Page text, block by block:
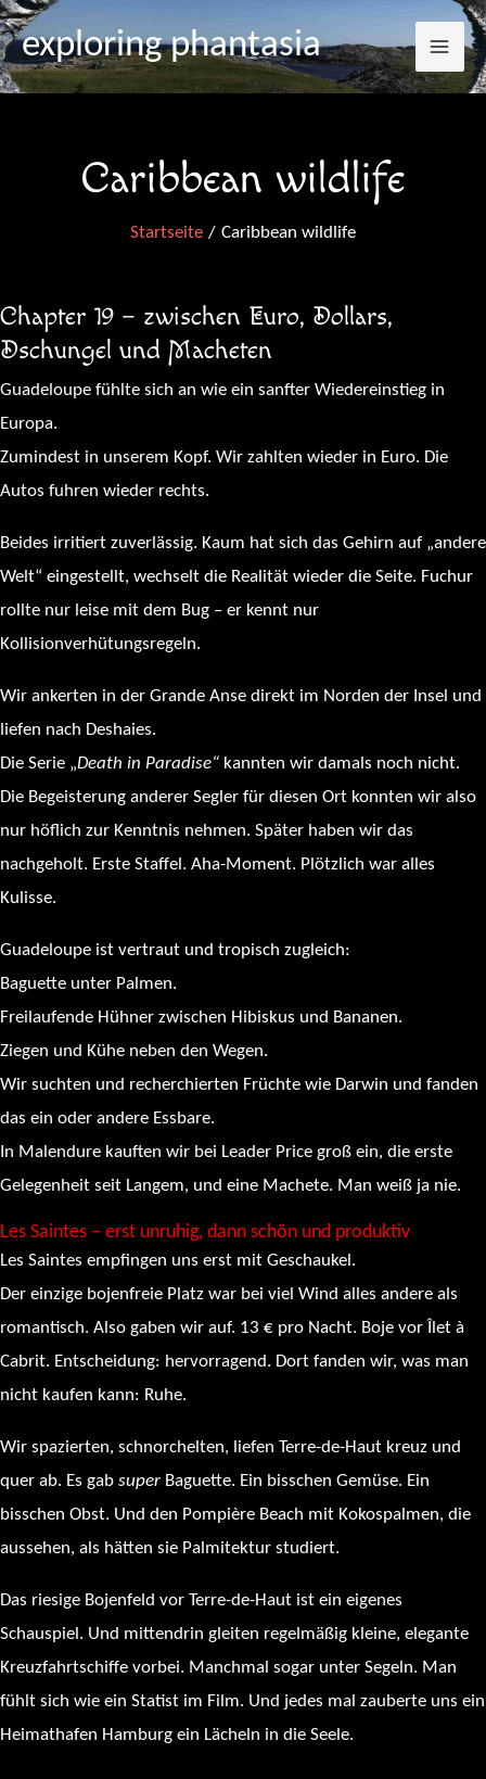
Zum
Inhalt
springen
exploring phantasia
Caribbean wildlife
Startseite Caribbean wildlife
Chapter 19 – zwischen Euro, Dollars,
Dschungel und Macheten
Guadeloupe fühlte sich an wie ein sanfter Wiedereinstieg in
Europa.
Zumindest in unserem Kopf. Wir zahlten wieder in Euro. Die
Autos fuhren wieder rechts.
Beides irritiert zuverlässig. Kaum hat sich das Gehirn auf „andere
Welt“ eingestellt, wechselt die Realität wieder die Seite. Fuchur
rollte nur leise mit dem Bug – er kennt nur
Kollisionverhütungsregeln.
Wir ankerten in der Grande Anse direkt im Norden der Insel und
liefen nach Deshaies.
Die Serie „Death in Paradise“ kannten wir damals noch nicht.
Die Begeisterung anderer Segler für diesen Ort konnten wir also
nur höflich zur Kenntnis nehmen. Später haben wir das
nachgeholt. Erste Staffel. Aha-Moment. Plötzlich war alles
Kulisse.
Guadeloupe ist vertraut und tropisch zugleich:
Baguette unter Palmen.
Freilaufende Hühner zwischen Hibiskus und Bananen.
Ziegen und Kühe neben den Wegen.
Wir suchten und recherchierten Früchte wie Darwin und fanden
das ein oder andere Essbare.
In Malendure kauften wir bei Leader Price groß ein, die erste
Gelegenheit seit Langem, und eine Machete. Man weiß ja nie.
Les Saintes – erst unruhig, dann schön und produktiv
Les Saintes empfingen uns erst mit Geschaukel.
Der einzige bojenfreie Platz war bei viel Wind alles andere als
romantisch. Also gaben wir auf. 13 € pro Nacht. Boje vor Îlet à
Cabrit. Entscheidung: hervorragend. Dort fanden wir, was man
nicht kaufen kann: Ruhe.
Wir spazierten, schnorchelten, liefen Terre-de-Haut kreuz und
quer ab. Es gab super Baguette. Ein bisschen Gemüse. Ein
bisschen Obst. Und den Pompière Beach mit Kokospalmen, die
aussehen, als hätten sie Palmitektur studiert.
Das riesige Bojenfeld vor Terre-de-Haut ist ein eigenes
Schauspiel. Und mittendrin gleiten regelmäßig kleine, elegante
Kreuzfahrtschiffe vorbei. Manchmal sogar unter Segeln. Man
fühlt sich wie ein Statist im Film. Und jedes mal zauberte uns ein
Heimathafen Hamburg ein Lächeln in die Seele.